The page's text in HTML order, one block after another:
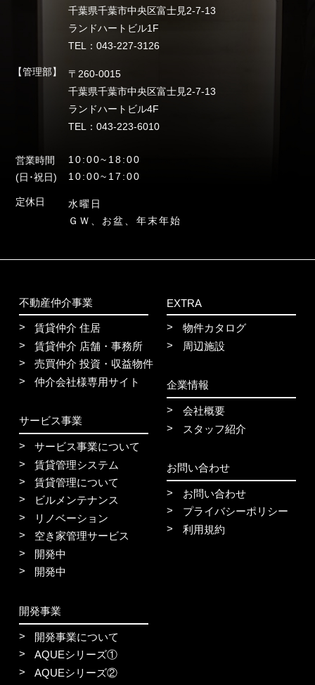
千葉県千葉市中央区富士見2-7-13
ランドハートビル1F
TEL：043-227-3126
【管理部】
〒260-0015
千葉県千葉市中央区富士見2-7-13
ランドハートビル4F
TEL：043-223-6010
営業時間
10:00~18:00
(日･祝日)
10:00~17:00
定休日
水曜日
ＧＷ、お盆、年末年始
不動産仲介事業
賃貸仲介 住居
賃貸仲介 店舗・事務所
売買仲介 投資・収益物件
仲介会社様専用サイト
サービス事業
サービス事業について
賃貸管理システム
賃貸管理について
ビルメンテナンス
リノベーション
空き家管理サービス
開発中
開発中
開発事業
開発事業について
AQUEシリーズ①
AQUEシリーズ②
EXTRA
物件カタログ
周辺施設
企業情報
会社概要
スタッフ紹介
お問い合わせ
お問い合わせ
プライバシーポリシー
利用規約